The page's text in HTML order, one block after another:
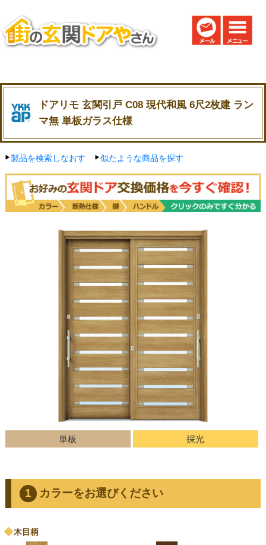
ドアリモ 玄関引戸 C08 現代和風 6尺2枚建 ラン
マ無 単板ガラス仕様
製品を検索しなおす 似たような商品を探す
単板 採光
カラーをお選びください
木目柄